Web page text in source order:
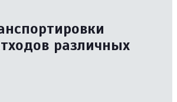
различных